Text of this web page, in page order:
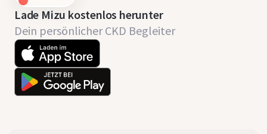
Lade Mizu kostenlos herunter
Dein persönlicher CKD Begleiter